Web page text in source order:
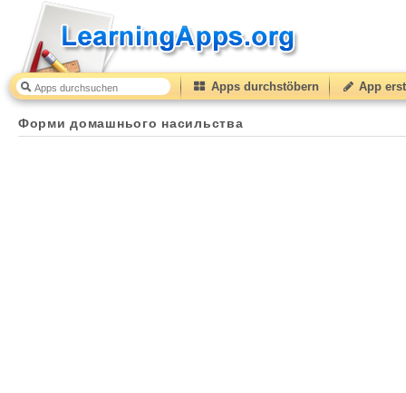
Apps durchstöbern App
Форми домашнього насильства